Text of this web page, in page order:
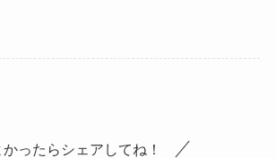
かったらシェアしてね！